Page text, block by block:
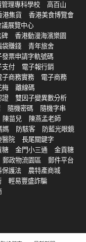
理專科學校
高百山
港集貨
香港美食博覽會
展覽中心
碑
香港動漫海濱樂園
袋賺錢
青年旅舍
發票申請字軌號碼
支付
電子報行銷
子商務實務
電子商務
梅
離線碼
證
雙因子變異數分析
隨機密碼
隨機字串
陳苗兒
陳燕孟老師
媽 防駭客
防藍光眼鏡
醫院
長尾關鍵字
糖 金門小三通
金貢糖
郵政物流園區
郵件平台
保護法
農特產商城
輕易豐盛詐騙